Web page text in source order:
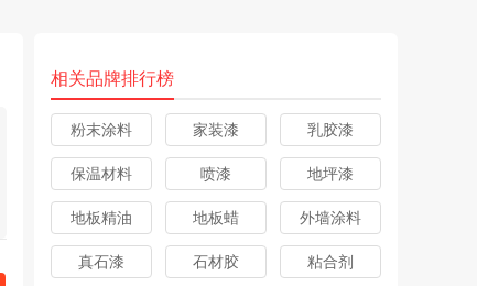
相关品牌排行榜
粉末涂料 家装漆 乳胶漆
保温材料 喷漆 地坪漆
地板精油 地板蜡 外墙涂料
真石漆 石材胶 粘合剂